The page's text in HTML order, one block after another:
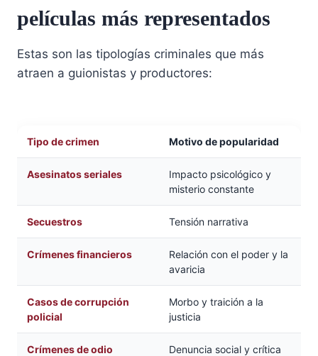
películas más representados
Estas son las tipologías criminales que más
atraen a guionistas y productores:
Tipo de crimen Motivo de popularidad
Asesinatos seriales
Impacto psicológico y
misterio constante
Secuestros Tensión narrativa
Crímenes financieros
Relación con el poder y la
avaricia
Casos de corrupción
policial
Morbo y traición a la
justicia
Crímenes de odio Denuncia social y crítica